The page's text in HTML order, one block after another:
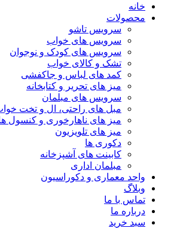
خانه
محصولات
سرویس تاشو
سرویس های خواب
سرویس های کودک و نوجوان
تشک و کالای خواب
کمد های لباس و جاکفشی
میز های تحریر و کتابخانه
سرویس های مبلمان
مبل های راحتی، ال و تخت
میز های ناهارخوری و کنسول
میز های تلویزیون
دکوری ها
کابینت های آشپزخانه
مبلمان اداری
واحد معماری و دکوراسیون
وبلاگ
تماس با ما
درباره ما
سبد خرید